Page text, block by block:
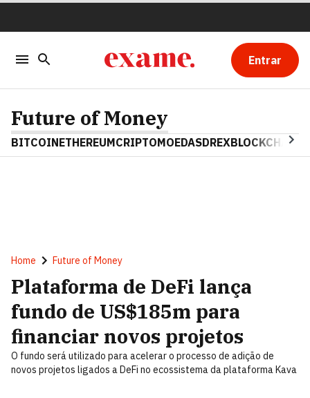
Entrar
Future of Money
BITCOINETHEREUMCRIPTOMOEDASDREXBLOCKCHAIN
Home Future of Money
Plataforma de DeFi lança
fundo de US$185m para
financiar novos projetos
O fundo será utilizado para acelerar o processo de adição de
novos projetos ligados a DeFi no ecossistema da plataforma Kava